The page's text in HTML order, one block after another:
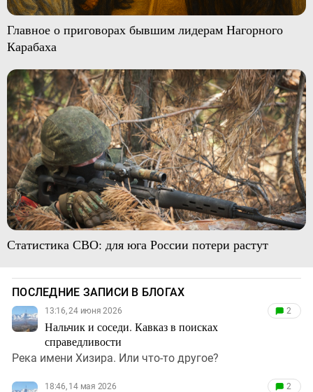
Главное о приговорах бывшим лидерам Нагорного
Карабаха
Статистика СВО: для юга России потери растут
ПОСЛЕДНИЕ ЗАПИСИ В БЛОГАХ
13:16, 24 июня 2026
Нальчик и соседи. Кавказ в поисках
справедливости
2
Река имени Хизира. Или что-то другое?
18:46, 14 мая 2026 2